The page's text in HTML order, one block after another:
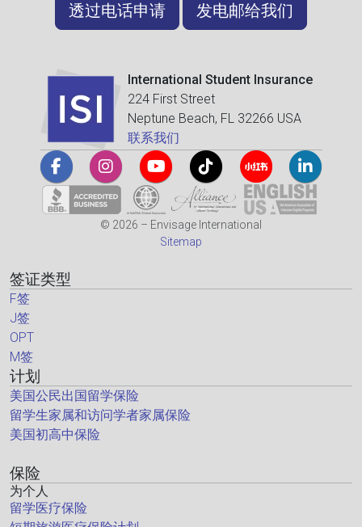
透过电话申请 发电邮给我们
International Student Insurance
224 First Street
Neptune Beach, FL 32266 USA
联系我们
© 2026 – Envisage International
Sitemap
签证类型
F签
J签
OPT
M签
计划
美国公民出国留学保险
留学生家属和访问学者家属保险
美国初高中保险
保险
为个人
留学医疗保险